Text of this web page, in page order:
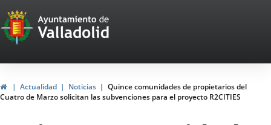
Portal
Web
del
Ayuntamiento
de
InicioActualidad Noticias
Quince comunidades de propietarios del
Cuatro de Marzo solicitan las subvenciones para el proyecto R2CITIES